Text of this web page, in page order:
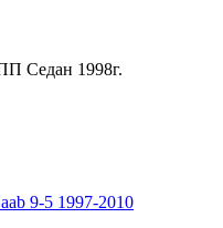
Седан 1998г.
9-5 1997-2010